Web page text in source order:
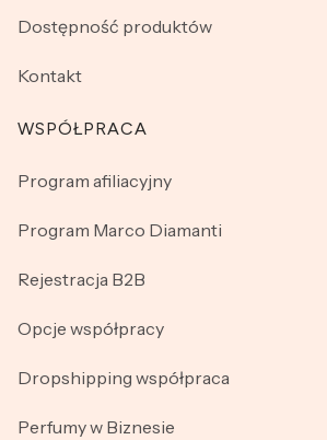
Dostępność produktów
Kontakt
WSPÓŁPRACA
Program afiliacyjny
Program Marco Diamanti
Rejestracja B2B
Opcje współpracy
Dropshipping współpraca
Perfumy w Biznesie